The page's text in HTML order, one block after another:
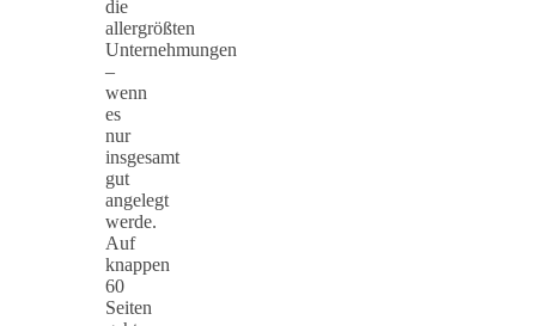
die
allergrößten
Unternehmungen
–
wenn
es
nur
insgesamt
gut
angelegt
werde.
Auf
knappen
60
Seiten